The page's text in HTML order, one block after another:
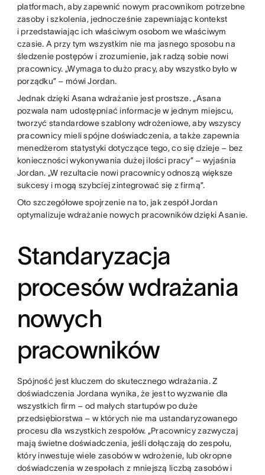
platformach, aby zapewnić nowym pracownikom potrzebne
zasoby i szkolenia, jednocześnie zapewniając kontekst
i przedstawiając ich właściwym osobom we właściwym
czasie. A przy tym wszystkim nie ma jasnego sposobu na
śledzenie postępów i zrozumienie, jak radzą sobie nowi
pracownicy. „Wymaga to dużo pracy, aby wszystko było w
porządku” – mówi Jordan.
Jednak dzięki Asana wdrażanie jest prostsze. „Asana
pozwala nam udostępniać informacje w jednym miejscu,
tworzyć standardowe szablony wdrożeniowe, aby wszyscy
pracownicy mieli spójne doświadczenia, a także zapewnia
menedżerom statystyki dotyczące tego, co się dzieje – bez
konieczności wykonywania dużej ilości pracy” – wyjaśnia
Jordan. „W rezultacie nowi pracownicy odnoszą większe
sukcesy i mogą szybciej zintegrować się z firmą”.
Oto szczegółowe spojrzenie na to, jak zespół Jordan
optymalizuje wdrażanie nowych pracowników dzięki Asanie.
Standaryzacja
procesów wdrażania
nowych
pracowników
Spójność jest kluczem do skutecznego wdrażania. Z
doświadczenia Jordana wynika, że jest to wyzwanie dla
wszystkich firm – od małych startupów po duże
przedsiębiorstwa – w których nie ma ustandaryzowanego
procesu dla wszystkich zespołów. „Pracownicy zazwyczaj
mają świetne doświadczenia, jeśli dołączają do zespołu,
który inwestuje wiele zasobów w wdrożenie, lub okropne
doświadczenia w zespołach z mniejszą liczbą zasobów i